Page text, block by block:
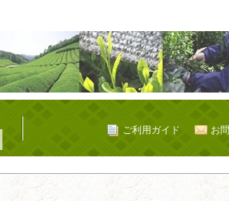
お
ご利用ガイド